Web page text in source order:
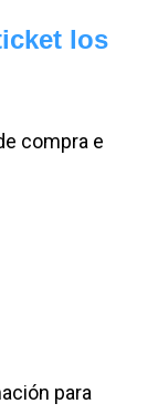
los
compra e
para